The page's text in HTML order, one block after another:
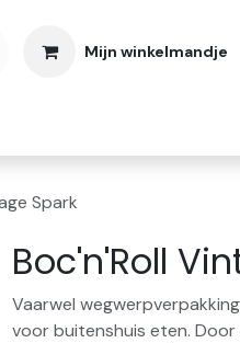
Mijn winkelmandje
Spark
Boc'n'Roll
Vaarwel
voor buitenshuis eten.